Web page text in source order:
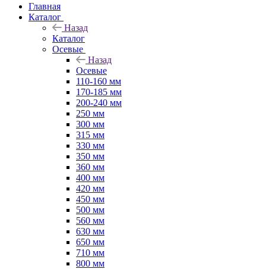
Главная
Каталог
Назад
Каталог
Осевые
Назад
Осевые
110-160 мм
170-185 мм
200-240 мм
250 мм
300 мм
315 мм
330 мм
350 мм
360 мм
400 мм
420 мм
450 мм
500 мм
560 мм
630 мм
650 мм
710 мм
800 мм